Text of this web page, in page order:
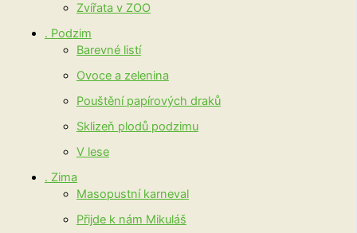
Zvířata v ZOO
. Podzim
Barevné listí
Ovoce a zelenina
Pouštění papírových draků
Sklizeň plodů podzimu
V lese
. Zima
Masopustní karneval
Přijde k nám Mikuláš